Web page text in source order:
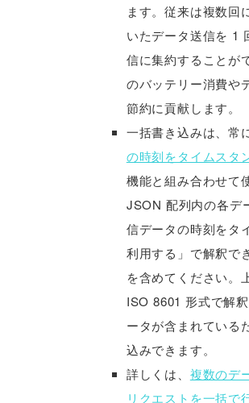
ます。従来は複数回
いたデータ送信を 1
信に集約することが
のバッテリー消費や
節約に貢献します。
一括書き込みは、常
の時刻をタイムスタ
機能と組み合わせて
JSON 配列内の各デ
信データの時刻をタ
利用する」で解釈で
を含めてください。
ISO 8601 形式で解
ータが含まれている
込みできます。
詳しくは、 複数のデ
リクエストを一括で